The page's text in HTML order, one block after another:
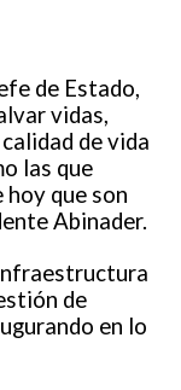
de Estado,
vidas,
de vida
las que
hoy que son
Abinader.
de
en lo